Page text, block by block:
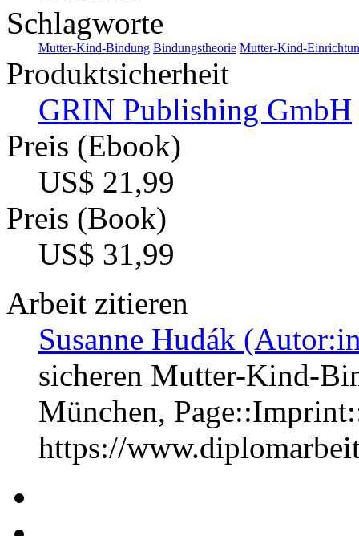
Schlagworte
Mutter-Kind-Bindung Bindungstheorie Mutter-Kind-
Produktsicherheit
GRIN Publishing GmbH
Preis (Ebook)
US$ 21,99
Preis (Book)
US$ 31,99
Arbeit zitieren
Susanne Hudák
sicheren Mutter-Kind-
München,
https://